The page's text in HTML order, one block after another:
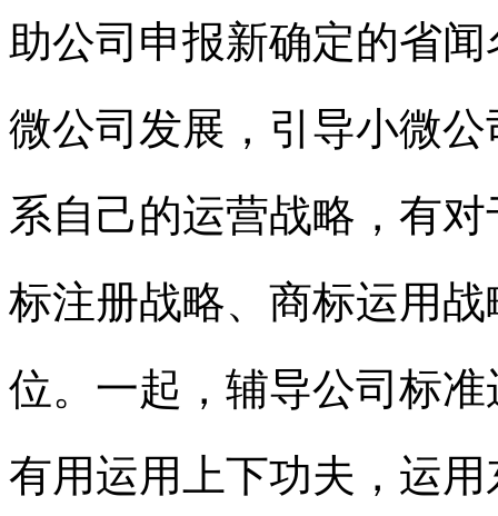
助公司申报新确定的省闻
微公司发展，引导小微
系自己的运营战略，有
标注册战略、 商标运用
位。一起，辅导公司标准
有用运用上下功夫，运用